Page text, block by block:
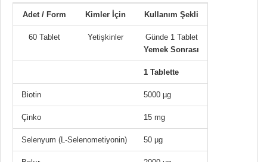
Adet / Form Kimler İçin Kullanım Şekli
60 Tablet Yetişkinler
Günde 1 Tablet
Yemek Sonrası
1 Tablette
Biotin 5000 µg
Çinko 15 mg
Selenyum (L-Selenometiyonin) 50 µg